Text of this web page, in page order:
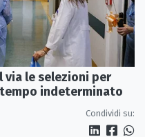
via le selezioni per
indeterminato
Condividi su: